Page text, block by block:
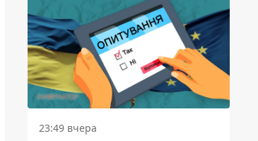
23:49 вчера